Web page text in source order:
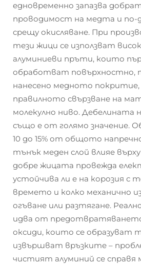
едновременно запазва
проводимост на медта и
срещу окисляване. При
тези жици се използват
алуминиеви пръти, които
обработват повърхностно,
нанесено медното покритие,
правилното свързване на
молекулно ниво. Дебелината
също е от голямо значение.
10 до 15% от общото
тънък меден слой влияе
добре жицата провежда
устойчива ли е на корозия с
времето и колко механично
огъване или разтягане.
идва от
оксиди, които се образуват
извършват връзките –
чистият алуминий се справя